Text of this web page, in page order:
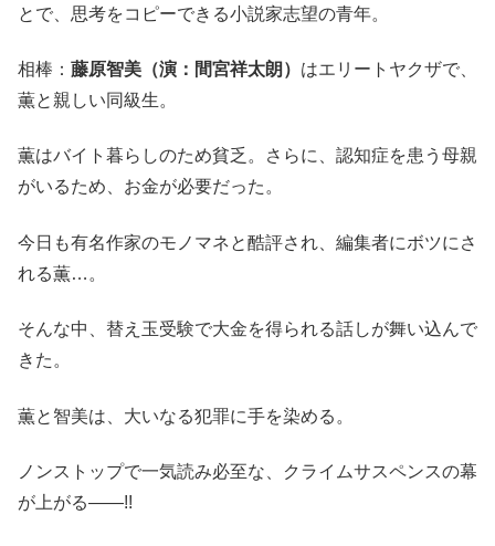
とで、思考をコピーできる小説家志望の青年。
相棒： 藤原智美（演：間宮祥太朗） はエリートヤクザで、
薫と親しい同級生。
薫はバイト暮らしのため貧乏。さらに、認知症を患う母親
がいるため、お金が必要だった。
今日も有名作家のモノマネと酷評され、編集者にボツにさ
れる薫…。
そんな中、替え玉受験で大金を得られる話しが舞い込んで
きた。
薫と智美は、大いなる犯罪に手を染める。
ノンストップで一気読み必至な、クライムサスペンスの幕
が上がる――!!